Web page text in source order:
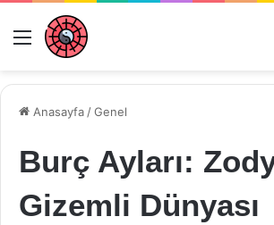
Menü
Anasayfa /Genel
Burç Ayları:
Gizemli Dünyası